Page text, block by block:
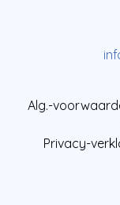
Alg.-
Privacy-